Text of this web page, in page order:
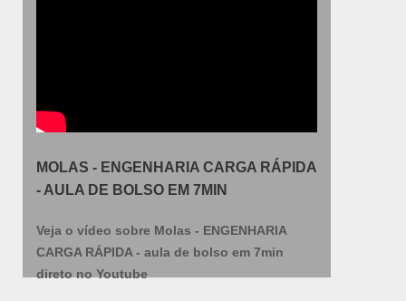
MOLAS - ENGENHARIA CARGA RÁPIDA
- AULA DE BOLSO EM 7MIN
Veja o vídeo sobre Molas - ENGENHARIA
CARGA RÁPIDA - aula de bolso em 7min
direto no Youtube